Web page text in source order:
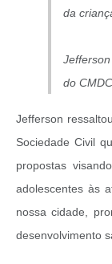
da
do
Jefferson
Sociedade Civil
propostas
adolescentes às
nossa cidade,
desenvolvimento